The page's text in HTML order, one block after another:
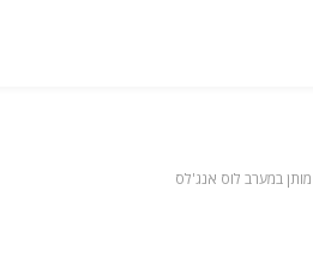
במערב לוס אנג'לס